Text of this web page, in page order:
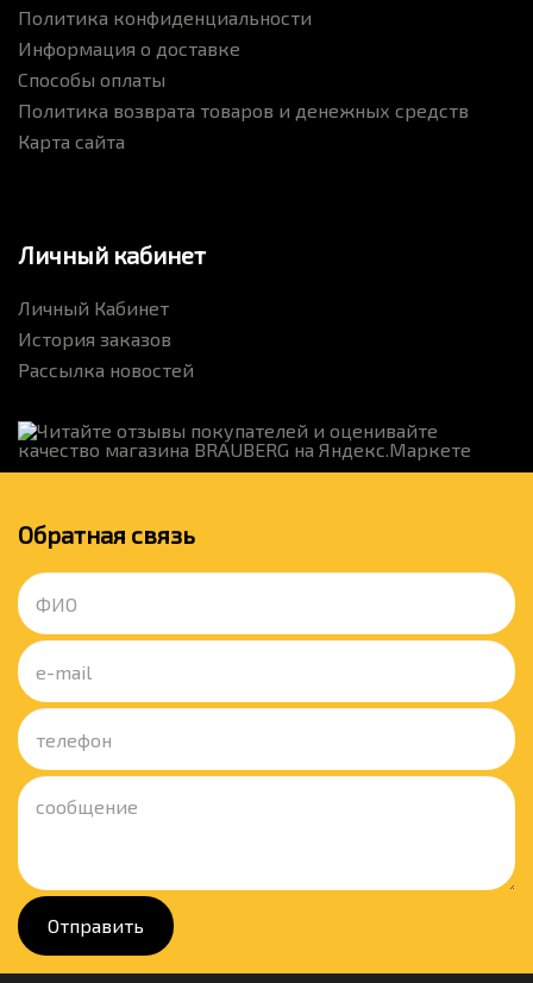
Политика конфиденциальности
Информация о доставке
Способы оплаты
Политика возврата товаров и денежных средств
Карта сайта
Личный кабинет
Личный Кабинет
История заказов
Рассылка новостей
Обратная связь
Отправить